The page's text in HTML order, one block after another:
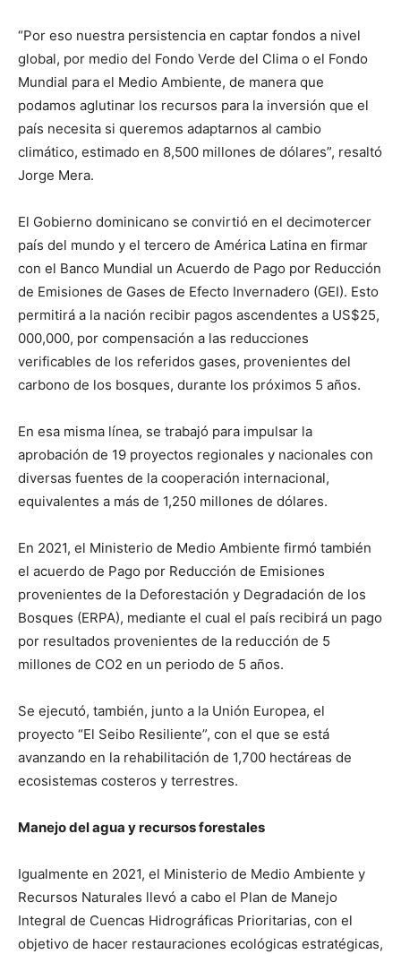
“Por eso nuestra persistencia en captar fondos a nivel
global, por medio del Fondo Verde del Clima o el Fondo
Mundial para el Medio Ambiente, de manera que
podamos aglutinar los recursos para la inversión que el
país necesita si queremos adaptarnos al cambio
climático, estimado en 8,500 millones de dólares”, resaltó
Jorge Mera.
El Gobierno dominicano se convirtió en el decimotercer
país del mundo y el tercero de América Latina en firmar
con el Banco Mundial un Acuerdo de Pago por Reducción
de Emisiones de Gases de Efecto Invernadero (GEI). Esto
permitirá a la nación recibir pagos ascendentes a US$25,
000,000, por compensación a las reducciones
verificables de los referidos gases, provenientes del
carbono de los bosques, durante los próximos 5 años.
En esa misma línea, se trabajó para impulsar la
aprobación de 19 proyectos regionales y nacionales con
diversas fuentes de la cooperación internacional,
equivalentes a más de 1,250 millones de dólares.
En 2021, el Ministerio de Medio Ambiente firmó también
el acuerdo de Pago por Reducción de Emisiones
provenientes de la Deforestación y Degradación de los
Bosques (ERPA), mediante el cual el país recibirá un pago
por resultados provenientes de la reducción de 5
millones de CO2 en un periodo de 5 años.
Se ejecutó, también, junto a la Unión Europea, el
proyecto “El Seibo Resiliente”, con el que se está
avanzando en la rehabilitación de 1,700 hectáreas de
ecosistemas costeros y terrestres.
Manejo del agua y recursos forestales
Igualmente en 2021, el Ministerio de Medio Ambiente y
Recursos Naturales llevó a cabo el Plan de Manejo
Integral de Cuencas Hidrográficas Prioritarias, con el
objetivo de hacer restauraciones ecológicas estratégicas,